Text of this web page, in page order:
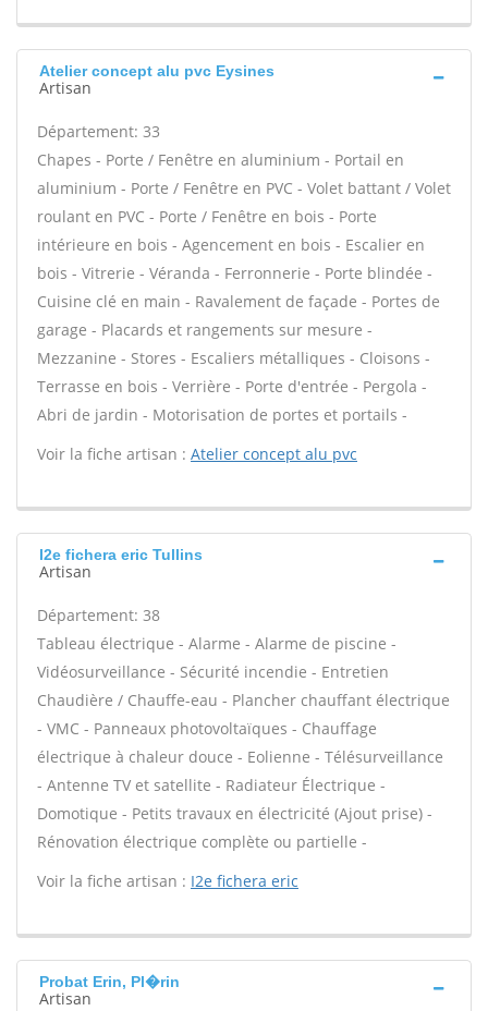
Atelier concept alu pvc Eysines
Artisan
Département: 33
Chapes - Porte / Fenêtre en aluminium - Portail en
aluminium - Porte / Fenêtre en PVC - Volet battant / Volet
roulant en PVC - Porte / Fenêtre en bois - Porte
intérieure en bois - Agencement en bois - Escalier en
bois - Vitrerie - Véranda - Ferronnerie - Porte blindée -
Cuisine clé en main - Ravalement de façade - Portes de
garage - Placards et rangements sur mesure -
Mezzanine - Stores - Escaliers métalliques - Cloisons -
Terrasse en bois - Verrière - Porte d'entrée - Pergola -
Abri de jardin - Motorisation de portes et portails -
Voir la fiche artisan : Atelier concept alu pvc
I2e fichera eric Tullins
Artisan
Département: 38
Tableau électrique - Alarme - Alarme de piscine -
Vidéosurveillance - Sécurité incendie - Entretien
Chaudière / Chauffe-eau - Plancher chauffant électrique
- VMC - Panneaux photovoltaïques - Chauffage
électrique à chaleur douce - Eolienne - Télésurveillance
- Antenne TV et satellite - Radiateur Électrique -
Domotique - Petits travaux en électricité (Ajout prise) -
Rénovation électrique complète ou partielle -
Voir la fiche artisan : I2e fichera eric
Probat Erin, Pl�rin
Artisan